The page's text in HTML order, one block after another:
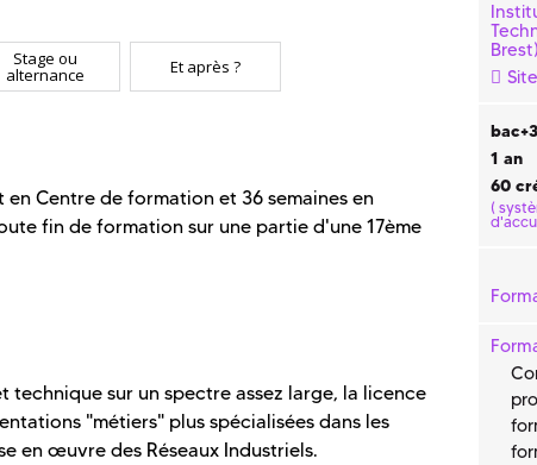
Stage ou
alternance Et après ?
en Centre de formation et 36 semaines en
fin de formation sur une partie d'une 17ème
sur un spectre assez large, la licence
"métiers" plus spécialisées dans les
en œuvre des Réseaux Industriels.
Brest)
bac+3
1 an
60
(